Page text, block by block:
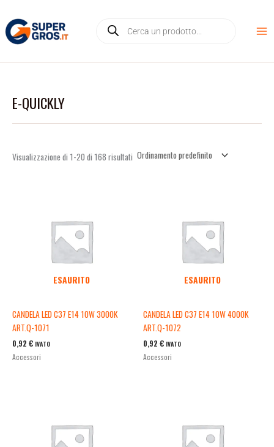
contenuto
search
i
s
i
b
l
E-QUICKLY
Visualizzazione di 1-20 di 168 risultati
ESAURITO
CANDELA LED C37 E14 10W 3000K
ART.Q-1071
0,92 € IVATO
Accessori
ESAURITO
CANDELA LED C37 E14 10W 4000K
ART.Q-1072
0,92 € IVATO
Accessori